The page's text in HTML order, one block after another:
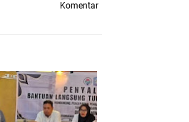
Komentar